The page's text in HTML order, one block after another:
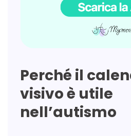
Perché il
visivo è utile
nell’autismo